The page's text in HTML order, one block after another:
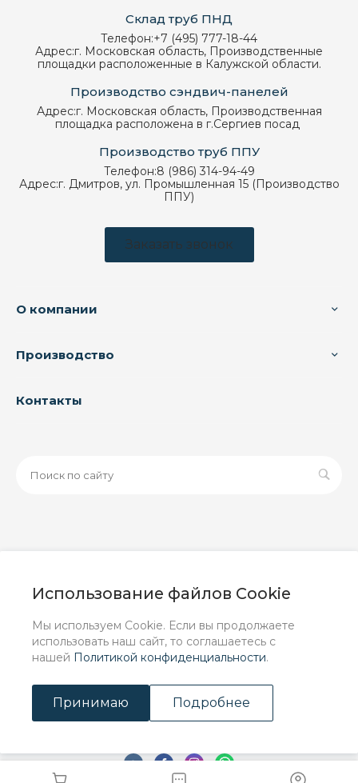
Использование файлов Cookie
Мы используем Cookie. Если вы продолжаете
использовать наш сайт, то соглашаетесь с
нашей Политикой конфиденциальности.
Принимаю Подробнее
Склад труб ПНД
Телефон:+7 (495) 777-18-44
Адрес:г. Московская область, Производственные
площадки расположенные в Калужской области.
Производство сэндвич-панелей
Адрес:г. Московская область, Производственная
площадка расположена в г.Сергиев посад
Производство труб ППУ
Телефон:8 (986) 314-94-49
Адрес:г. Дмитров, ул. Промышленная 15 (Производство
ППУ)
Заказать звонок
О компании
Производство
Контакты
информационный характер и ни при каких условиях не
положениями Статьи 437 (2) ГК РФ.